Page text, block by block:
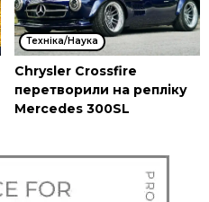
Техніка/Наука
Chrysler Crossfire
перетворили на репліку
Mercedes 300SL